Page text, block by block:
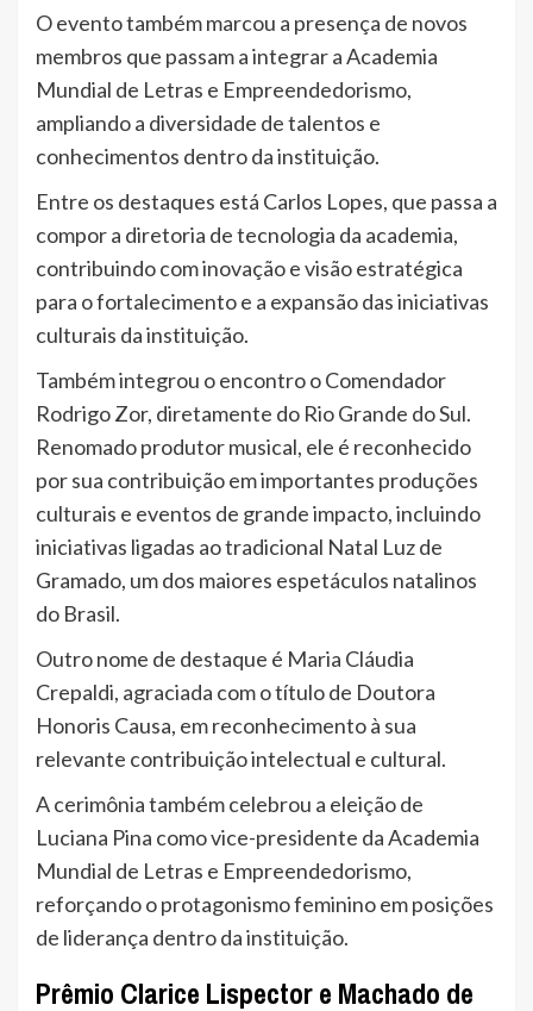
O evento também marcou a presença de novos
membros que passam a integrar a Academia
Mundial de Letras e Empreendedorismo,
ampliando a diversidade de talentos e
conhecimentos dentro da instituição.
Entre os destaques está Carlos Lopes, que passa a
compor a diretoria de tecnologia da academia,
contribuindo com inovação e visão estratégica
para o fortalecimento e a expansão das iniciativas
culturais da instituição.
Também integrou o encontro o Comendador
Rodrigo Zor, diretamente do Rio Grande do Sul.
Renomado produtor musical, ele é reconhecido
por sua contribuição em importantes produções
culturais e eventos de grande impacto, incluindo
iniciativas ligadas ao tradicional Natal Luz de
Gramado, um dos maiores espetáculos natalinos
do Brasil.
Outro nome de destaque é Maria Cláudia
Crepaldi, agraciada com o título de Doutora
Honoris Causa, em reconhecimento à sua
relevante contribuição intelectual e cultural.
A cerimônia também celebrou a eleição de
Luciana Pina como vice-presidente da Academia
Mundial de Letras e Empreendedorismo,
reforçando o protagonismo feminino em posições
de liderança dentro da instituição.
Prêmio Clarice Lispector e Machado de